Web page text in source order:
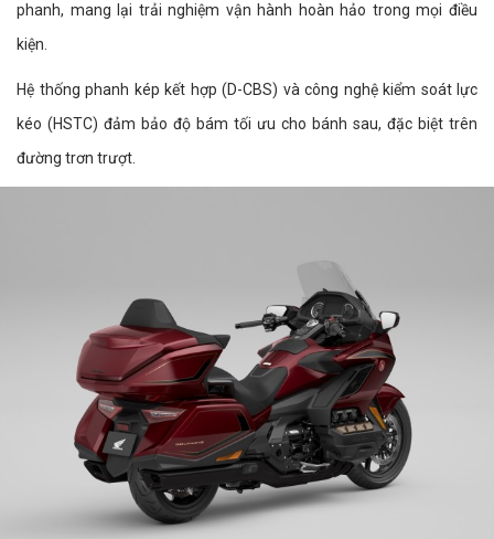
phanh, mang lại trải nghiệm vận hành hoàn hảo trong mọi điều
kiện.
Hệ thống phanh kép kết hợp (D-CBS) và công nghệ kiểm soát lực
kéo (HSTC) đảm bảo độ bám tối ưu cho bánh sau, đặc biệt trên
đường trơn trượt.